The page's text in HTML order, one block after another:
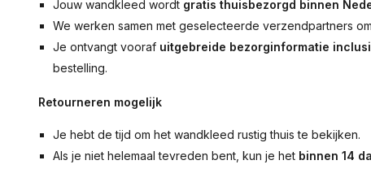
Jouw wandkleed wordt gratis thuisbezorgd binnen
We werken samen met geselecteerde verzendpartners
Je ontvangt vooraf uitgebreide bezorginformatie
bestelling.
Retourneren mogelijk
Je hebt de tijd om het wandkleed rustig thuis te bekijken.
Als je niet helemaal tevreden bent, kun je het binnen 14